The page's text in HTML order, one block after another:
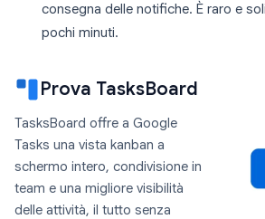
consegna delle notifiche. È raro e
pochi minuti.
Prova TasksBoard
TasksBoard offre a Google
Tasks una vista kanban a
schermo intero, condivisione in
team e una migliore visibilità
delle attività, il tutto senza